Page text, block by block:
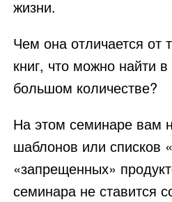
жизни.
Чем она отличается от
книг, что можно найти
большом количестве?
На этом семинаре вам
шаблонов или списков
«запрещенных»
семинара не ставится